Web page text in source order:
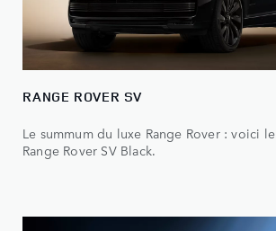
RANGE ROVER SV
Le summum du luxe Range Rover : voici le
Range Rover SV Black.